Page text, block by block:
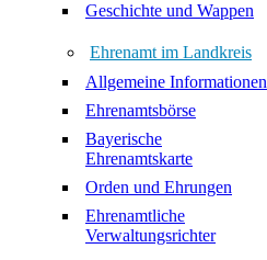
Geschichte und Wappen
Ehrenamt im Landkreis
Allgemeine Informationen
Ehrenamtsbörse
Bayerische
Ehrenamtskarte
Orden und Ehrungen
Ehrenamtliche
Verwaltungsrichter